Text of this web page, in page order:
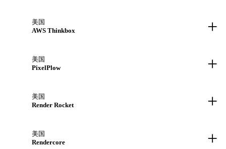
美国
AWS Thinkbox
+
美国
PixelPlow
+
美国
Render Rocket
+
美国
Rendercore
+